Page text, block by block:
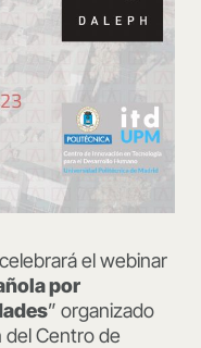
el webinar
por
” organizado
del Centro de